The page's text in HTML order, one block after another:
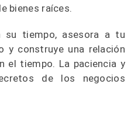
bienes raíces.
su tiempo, asesora a tu
y construye una relación
el tiempo. La paciencia y
de los negocios